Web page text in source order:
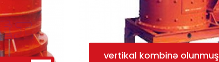
vertikal kombinə olunmuş